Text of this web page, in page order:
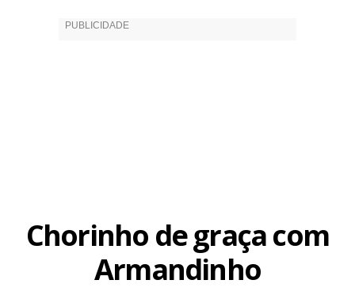
Chorinho de graça com
Armandinho